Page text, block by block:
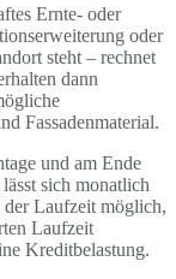
Ernte- oder
oder
steht – rechnet
dann
Fassadenmaterial.
und am Ende
sich monatlich
der Laufzeit möglich,
Laufzeit
Kreditbelastung.